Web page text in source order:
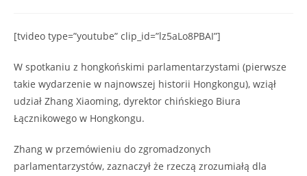
[tvideo type=”youtube” clip_id=”lz5aLo8PBAI”]
W spotkaniu z hongkońskimi parlamentarzystami (pierwsze
takie wydarzenie w najnowszej historii Hongkongu), wziął
udział Zhang Xiaoming, dyrektor chińskiego Biura
Łącznikowego w Hongkongu.
Zhang w przemówieniu do zgromadzonych
parlamentarzystów, zaznaczył że rzeczą zrozumiałą dla